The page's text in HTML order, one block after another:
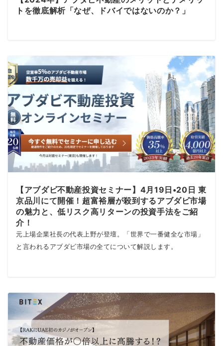
トを徹底解析「なぜ、ドバイではないのか？」
【アブダビ不動産投資セミナー】4月19日•20日 東
京品川にて開催！超富裕層が殺到するアブダビ市場
の魅力と、低リスク高リターンの投資手法をご紹
介！
元上場企業社長の代表上野が登壇。「世界で一番健全な市場」
と言われるアブダビ市場の全てについて解説します。